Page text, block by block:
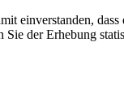
einverstanden,
der Erhebung